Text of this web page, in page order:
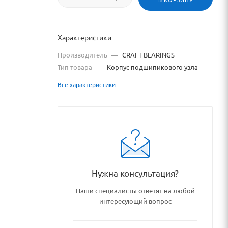
catalog/
Характеристики
Производитель — CRAFT BEARINGS
Тип товара — Корпус подшипикового узла
Все характеристики
Нужна консультация?
Наши специалисты ответят на любой
интересующий вопрос